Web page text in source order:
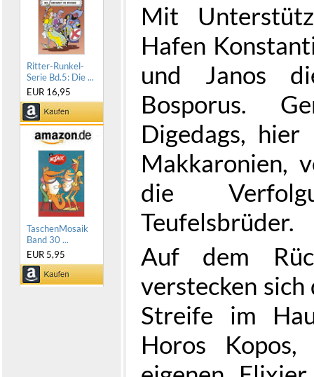
Ritter-Runkel-
Serie Bd.5: Die ...
EUR 16,95
TaschenMosaik
Band 30 ...
EUR 5,95
Mit
Hafen
und Janos
Bosporus.
Digedags,
Makkaronien,
die
Teufelsbrüder.
Auf dem
verstecken
Streife im
Horos